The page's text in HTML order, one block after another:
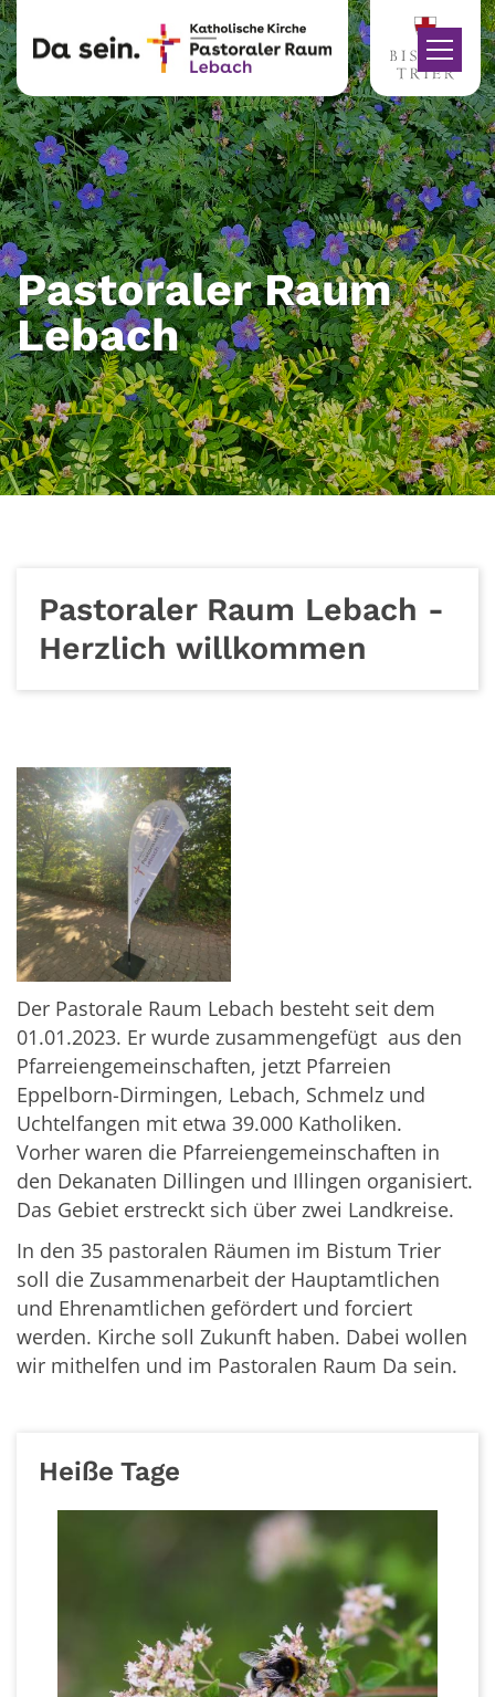
Zum Inhalt springen
Pastoraler Raum
Lebach
Pastoraler Raum Lebach -
Herzlich willkommen
Der Pastorale Raum Lebach besteht seit dem
01.01.2023. Er wurde zusammengefügt aus den
Pfarreiengemeinschaften, jetzt Pfarreien
Eppelborn-Dirmingen, Lebach, Schmelz und
Uchtelfangen mit etwa 39.000 Katholiken.
Vorher waren die Pfarreiengemeinschaften in
den Dekanaten Dillingen und Illingen organisiert.
Das Gebiet erstreckt sich über zwei Landkreise.
In den 35 pastoralen Räumen im Bistum Trier
soll die Zusammenarbeit der Hauptamtlichen
und Ehrenamtlichen gefördert und forciert
werden. Kirche soll Zukunft haben. Dabei wollen
wir mithelfen und im Pastoralen Raum Da sein.
Heiße Tage